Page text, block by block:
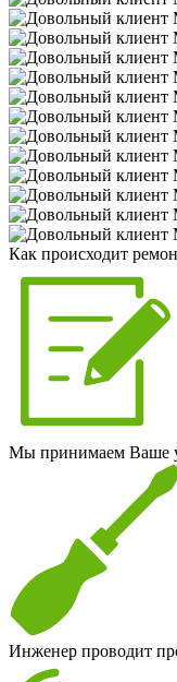
Как происходит
Мы принимаем Ваше
Инженер проводит